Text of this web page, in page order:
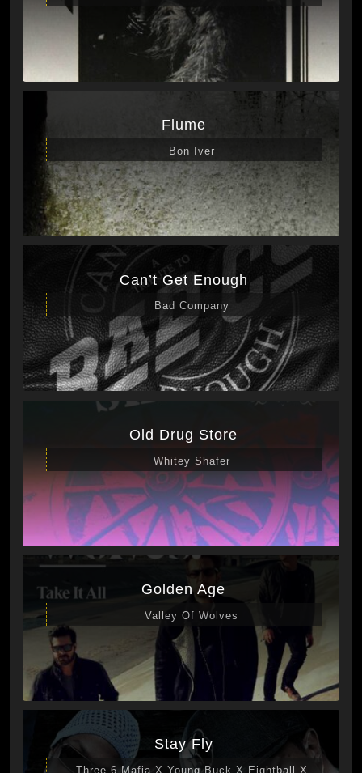
Flume
Bon Iver
Can’t Get Enough
Bad Company
Old Drug Store
Whitey Shafer
Golden Age
Valley Of Wolves
Stay Fly
Three 6 Mafia X Young Buck X Eightball X